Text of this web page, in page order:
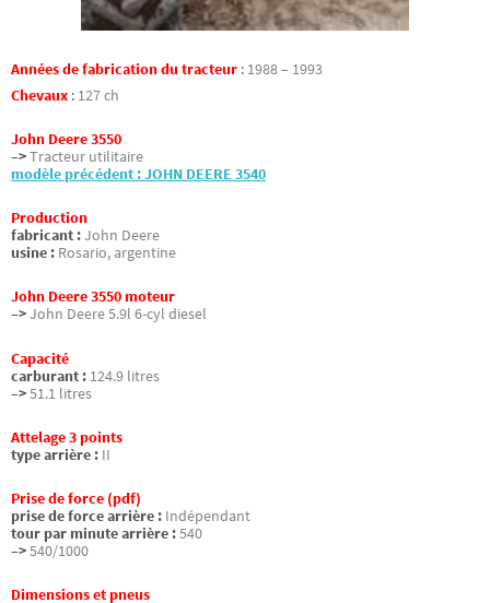
Années de fabrication du tracteur : 1988 – 1993
Chevaux : 127 ch
John Deere 3550
–>Tracteur utilitaire
modèle précédent : JOHN DEERE 3540
Production
fabricant :John Deere
usine : Rosario, argentine
John Deere 3550 moteur
–>John Deere 5.9l 6-cyl diesel
Capacité
carburant : 124.9 litres
–>51.1 litres
Attelage 3 points
type arrière : II
Prise de force (pdf)
prise de force arrière : Indépendant
tour par minute arrière :540
–>540/1000
Dimensions et pneus